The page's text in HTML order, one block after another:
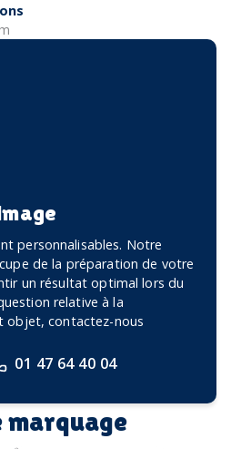
personnalisables. Notre
de la préparation de votre
un résultat optimal lors du
relative à la
objet, contactez-nous
01 47 64 40 04
marquage